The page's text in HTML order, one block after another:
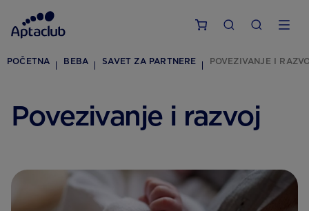
POČETNA BEBA SAVET ZA PARTNERE POVEZIVANJE I
Povezivanje i razvoj